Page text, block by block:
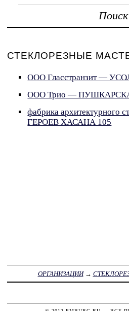
Поиск
СТЕКЛОРЕЗНЫЕ
ООО Гласстранзит —
ООО Трио —
фабрика архитектурного
ГЕРОЕВ ХАСАНА 105
ОРГАНИЗАЦИИ→